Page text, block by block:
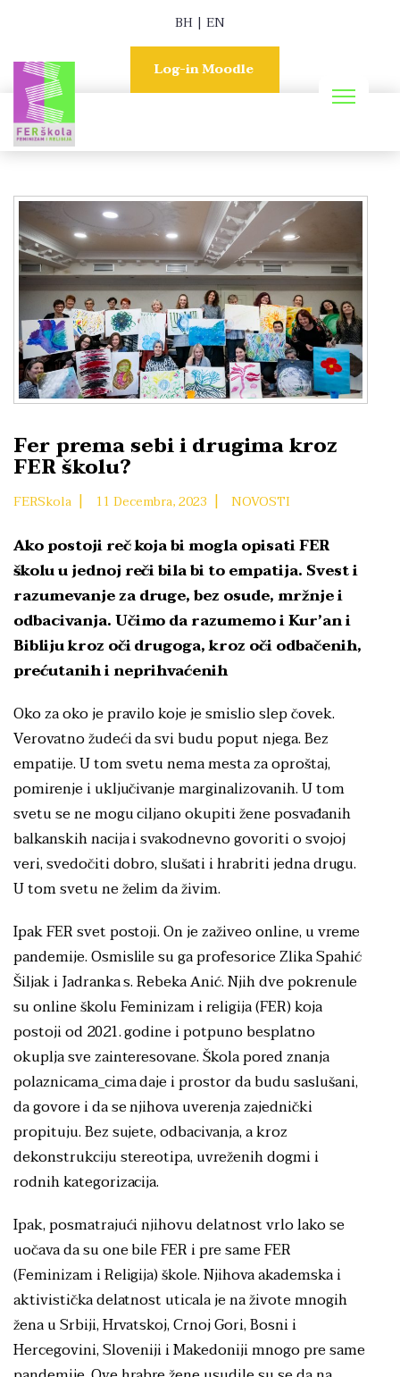
BH | EN
Log-in Moodle
Fer prema sebi i drugima kroz
FER školu?
FERSkola | 11 Decembra, 2023 | NOVOSTI
Ako postoji reč koja bi mogla opisati FER
školu u jednoj reči bila bi to empatija. Svest i
razumevanje za druge, bez osude, mržnje i
odbacivanja. Učimo da razumemo i Kur’an i
Bibliju kroz oči drugoga, kroz oči odbačenih,
prećutanih i neprihvaćenih
Oko za oko je pravilo koje je smislio slep čovek.
Verovatno žudeći da svi budu poput njega. Bez
empatije. U tom svetu nema mesta za oproštaj,
pomirenje i uključivanje marginalizovanih. U tom
svetu se ne mogu ciljano okupiti žene posvađanih
balkanskih nacija i svakodnevno govoriti o svojoj
veri, svedočiti dobro, slušati i hrabriti jedna drugu.
U tom svetu ne želim da živim.
Ipak FER svet postoji. On je zaživeo online, u vreme
pandemije. Osmislile su ga profesorice Zlika Spahić
Šiljak i Jadranka s. Rebeka Anić. Njih dve pokrenule
su online školu Feminizam i religija (FER) koja
postoji od 2021. godine i potpuno besplatno
okuplja sve zainteresovane. Škola pored znanja
polaznicama_cima daje i prostor da budu saslušani,
da govore i da se njihova uverenja zajednički
propituju. Bez sujete, odbacivanja, a kroz
dekonstrukciju stereotipa, uvreženih dogmi i
rodnih kategorizacija.
Ipak, posmatrajući njihovu delatnost vrlo lako se
uočava da su one bile FER i pre same FER
(Feminizam i Religija) škole. Njihova akademska i
aktivistička delatnost uticala je na živote mnogih
žena u Srbiji, Hrvatskoj, Crnoj Gori, Bosni i
Hercegovini, Sloveniji i Makedoniji mnogo pre same